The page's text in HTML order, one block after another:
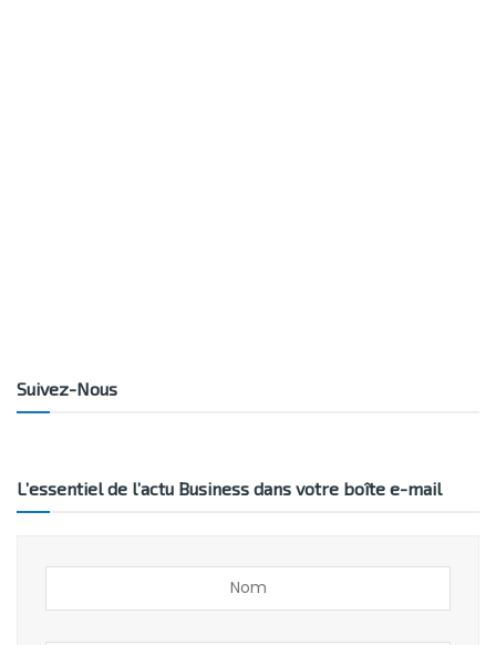
Suivez-Nous
L’essentiel de l’actu Business dans votre boîte e-mail